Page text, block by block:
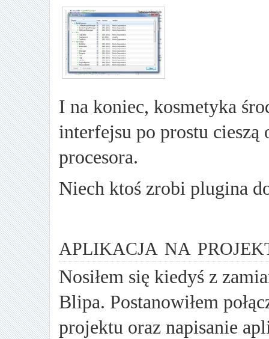
I na koniec, kosmetyka
interfejsu po prostu cieszą
procesora.
Niech ktoś zrobi plugina
aplikacja na
Nosiłem się kiedyś z
Blipa. Postanowiłem
projektu oraz napisanie